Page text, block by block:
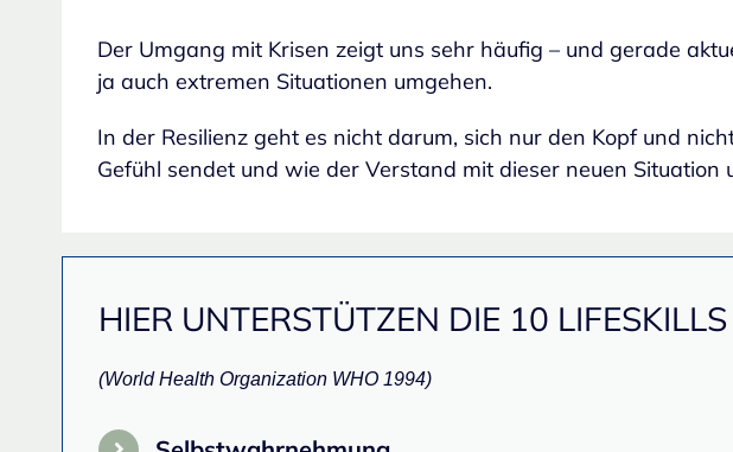
Der Umgang mit Krisen zeigt uns sehr häufig – und gerade
ja auch extremen Situationen umgehen.
In der Resilienz geht es nicht darum, sich nur den Kopf und
Gefühl sendet und wie der Verstand mit dieser neuen Situation
HIER UNTERSTÜTZEN DIE 10
(World Health Organization WHO 1994)